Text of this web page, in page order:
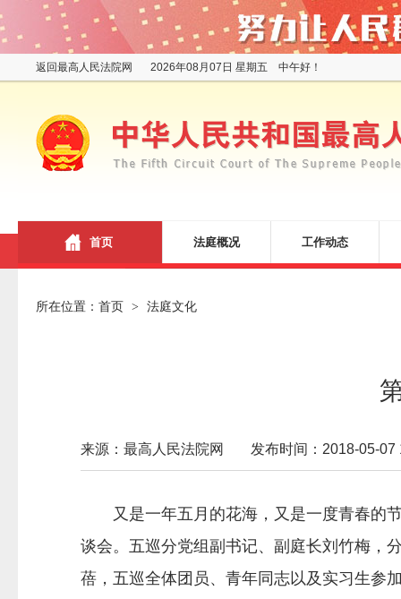
返回最高人民法院网 2026年08月07日 星期五 中午好！
首页 法庭概况 工作动态
所在位置： 首页 > 法庭文化
来源：最高人民法院网 发布时间：2018-05-07
又是一年五月的花海，又是一度青春的
谈会。五巡分党组副书记、副庭长刘竹梅，
蓓，五巡全体团员、青年同志以及实习生参